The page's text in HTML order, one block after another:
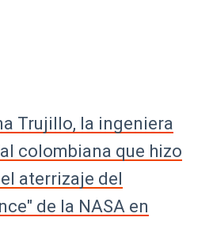
Trujillo, la ingeniera
colombiana que hizo
aterrizaje del
de la NASA en